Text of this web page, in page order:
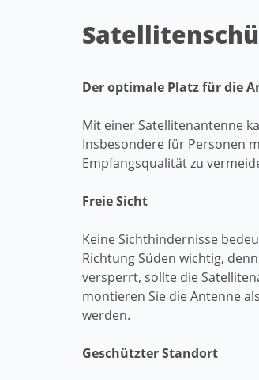
Der optimale Platz für die
Mit einer Satellitenantenne
Insbesondere für Personen
Empfangsqualität zu
Freie Sicht
Keine Sichthindernisse
Richtung Süden wichtig,
versperrt, sollte die
montieren Sie die Antenne
werden.
Geschützter Standort